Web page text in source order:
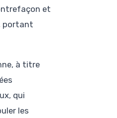
et
portant
à titre
qui
les